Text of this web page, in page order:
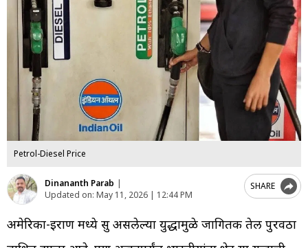
Petrol-Diesel Price
Dinananth Parab |
Updated on: May 11, 2026 | 12:44 PM
SHARE
अमेरिका-इराण मध्ये सुरु असलेल्या युद्धामुळे जागितक तेल पुरवठा